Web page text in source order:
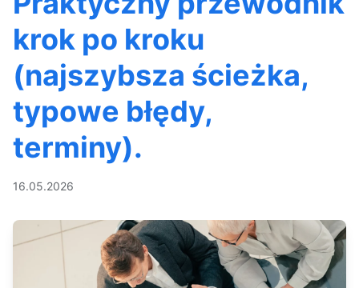
krok po kroku
(najszybsza ścieżka,
typowe błędy,
terminy).
16.05.2026